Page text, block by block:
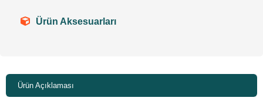
Ürün Aksesuarları
Ürün Açıklaması